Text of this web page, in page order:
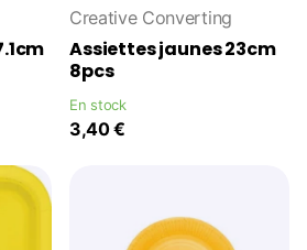
Creative Converting
Assiettes jaunes 23cm
8pcs
En stock
3,40 €